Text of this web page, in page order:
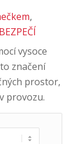
,
vysoce
značení
prostor,
provozu.